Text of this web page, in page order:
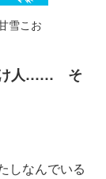
雪こお
け人…… そ
しなんでいる